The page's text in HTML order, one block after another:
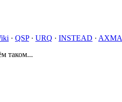
· QSP· URQ · INSTEAD · AXMA
таком...